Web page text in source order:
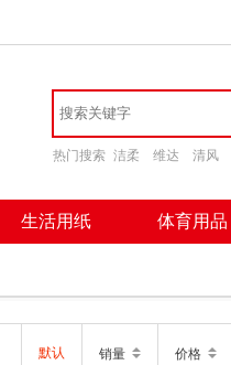
热门搜索 洁柔 维达 清风
生活用纸 体育用品
默认 销量 价格